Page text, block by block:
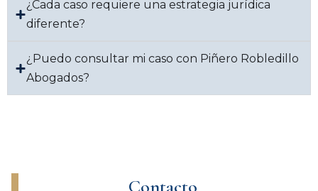
¿Cada caso requiere una estrategia jurídica
diferente?
¿Puedo consultar mi caso con Piñero Robledillo
Abogados?
Contacto